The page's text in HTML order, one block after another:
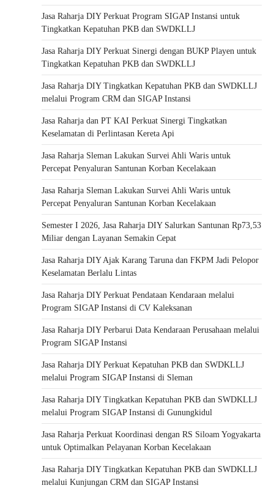
Jasa Raharja DIY Perkuat Program SIGAP Instansi untuk
Tingkatkan Kepatuhan PKB dan SWDKLLJ
Jasa Raharja DIY Perkuat Sinergi dengan BUKP Playen untuk
Tingkatkan Kepatuhan PKB dan SWDKLLJ
Jasa Raharja DIY Tingkatkan Kepatuhan PKB dan SWDKLLJ
melalui Program CRM dan SIGAP Instansi
Jasa Raharja dan PT KAI Perkuat Sinergi Tingkatkan
Keselamatan di Perlintasan Kereta Api
Jasa Raharja Sleman Lakukan Survei Ahli Waris untuk
Percepat Penyaluran Santunan Korban Kecelakaan
Jasa Raharja Sleman Lakukan Survei Ahli Waris untuk
Percepat Penyaluran Santunan Korban Kecelakaan
Semester I 2026, Jasa Raharja DIY Salurkan Santunan Rp73,53
Miliar dengan Layanan Semakin Cepat
Jasa Raharja DIY Ajak Karang Taruna dan FKPM Jadi Pelopor
Keselamatan Berlalu Lintas
Jasa Raharja DIY Perkuat Pendataan Kendaraan melalui
Program SIGAP Instansi di CV Kaleksanan
Jasa Raharja DIY Perbarui Data Kendaraan Perusahaan melalui
Program SIGAP Instansi
Jasa Raharja DIY Perkuat Kepatuhan PKB dan SWDKLLJ
melalui Program SIGAP Instansi di Sleman
Jasa Raharja DIY Tingkatkan Kepatuhan PKB dan SWDKLLJ
melalui Program SIGAP Instansi di Gunungkidul
Jasa Raharja Perkuat Koordinasi dengan RS Siloam Yogyakarta
untuk Optimalkan Pelayanan Korban Kecelakaan
Jasa Raharja DIY Tingkatkan Kepatuhan PKB dan SWDKLLJ
melalui Kunjungan CRM dan SIGAP Instansi